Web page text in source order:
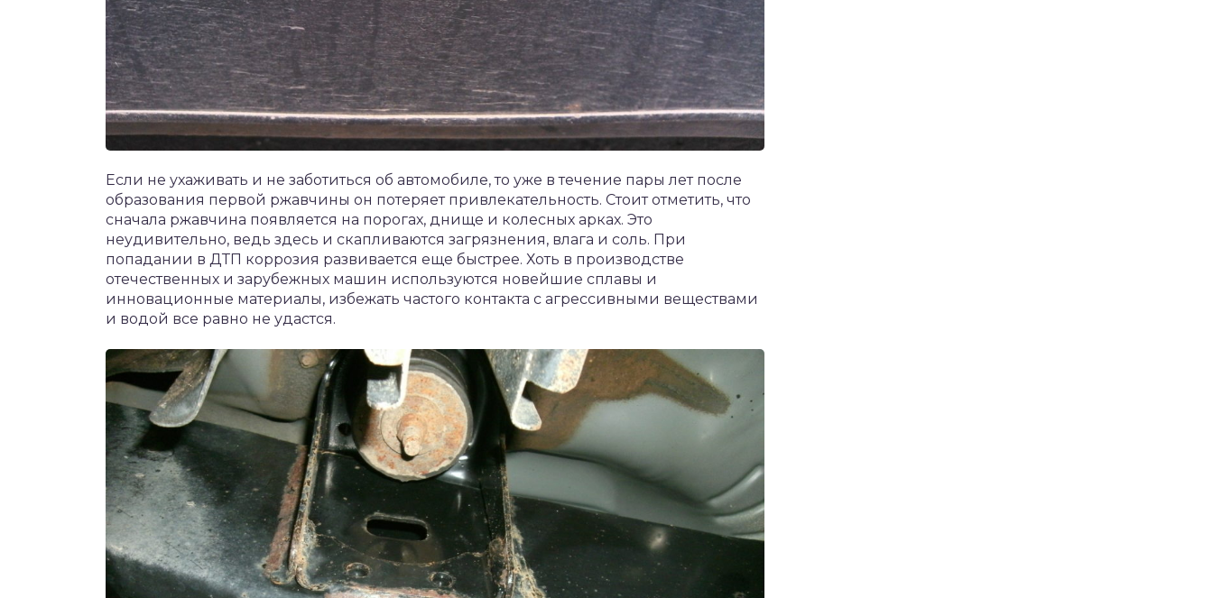
Если не ухаживать и не заботиться об автомобиле, то уже в течение пары лет после
образования первой ржавчины он потеряет привлекательность. Стоит отметить, что
сначала ржавчина появляется на порогах, днище и колесных арках. Это
неудивительно, ведь здесь и скапливаются загрязнения, влага и соль. При
попадании в ДТП коррозия развивается еще быстрее. Хоть в производстве
отечественных и зарубежных машин используются новейшие сплавы и
инновационные материалы, избежать частого контакта с агрессивными веществами
и водой все равно не удастся.